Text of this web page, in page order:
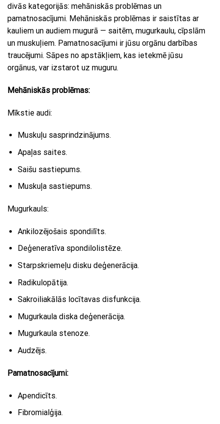
divās kategorijās: mehāniskās problēmas un
pamatnosacījumi. Mehāniskās problēmas ir saistītas ar
kauliem un audiem mugurā — saitēm, mugurkaulu, cīpslām
un muskuļiem. Pamatnosacījumi ir jūsu orgānu darbības
traucējumi. Sāpes no apstākļiem, kas ietekmē jūsu
orgānus, var izstarot uz muguru.
Mehāniskās problēmas:
Mīkstie audi:
Muskuļu sasprindzinājums.
Apaļas saites.
Saišu sastiepums.
Muskuļa sastiepums.
Mugurkauls:
Ankilozējošais spondilīts.
Deģeneratīva spondilolistēze.
Starpskriemeļu disku deģenerācija.
Radikulopātija.
Sakroiliakālās locītavas disfunkcija.
Mugurkaula diska deģenerācija.
Mugurkaula stenoze.
Audzējs.
Pamatnosacījumi:
Apendicīts.
Fibromialģija.